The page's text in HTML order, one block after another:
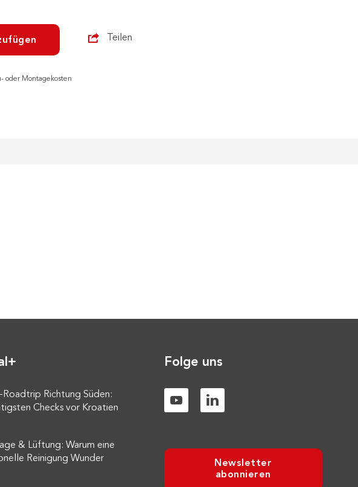
Teilen
oder Montagekosten
Roadtrip Richtung Süden:
Checks vor Kroatien
& Lüftung: Warum eine
Reinigung Wunder
Folge uns
Newsletter
abonnieren